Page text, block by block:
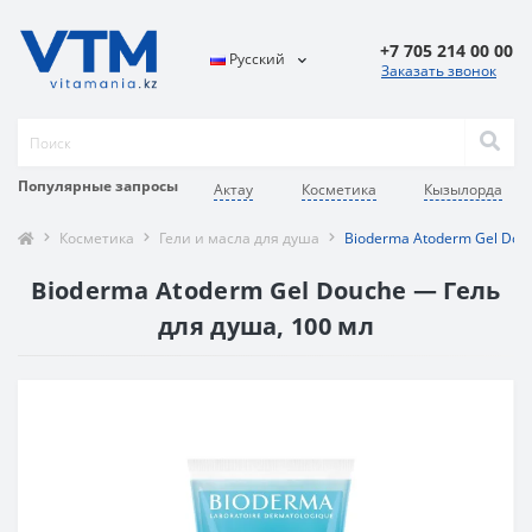
Популярные запросы Актау Косметика Кызылорда
Русский +7 705 214 00 00
Заказать звонок
Косметика Гели и масла для душа Bioderma Atoderm Gel
Bioderma Atoderm Gel Douche — Гель
для душа, 100 мл